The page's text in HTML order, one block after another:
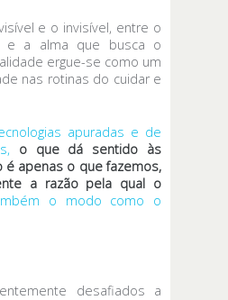
e o invisível, entre o
e a alma que busca o
ergue-se como um
nas rotinas do cuidar e
apuradas e de
o que dá sentido às
é apenas o que fazemos,
a razão pela qual o
o modo como o
desafiados a